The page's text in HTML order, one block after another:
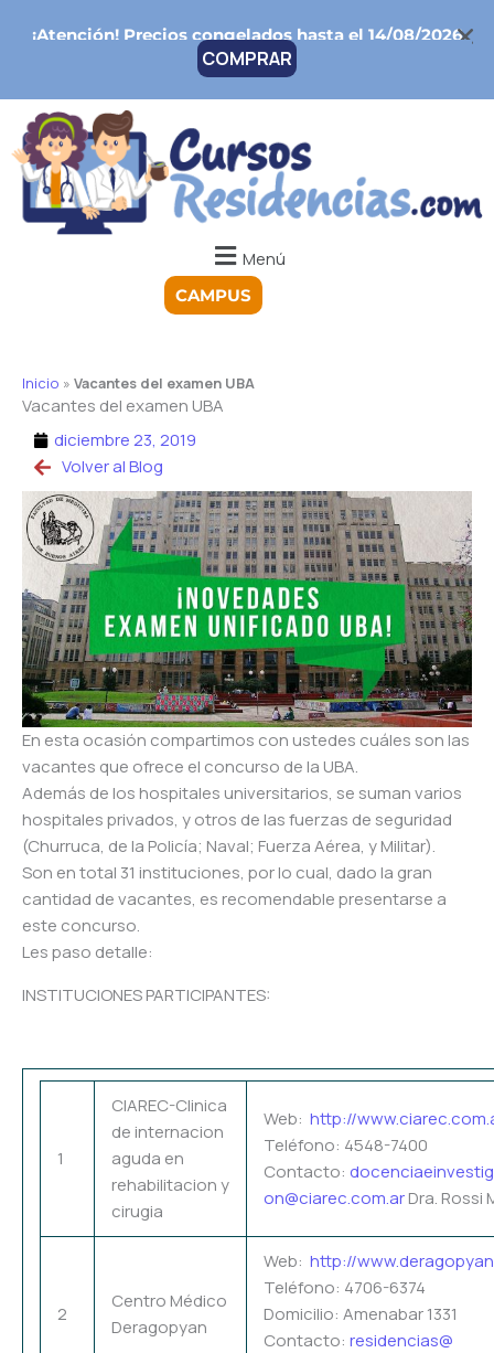
¡Atención!Precios congelados hasta el 14/08/2026
COMPRAR
Menú
CAMPUS
Inicio » Vacantes del examen UBA
Vacantes del examen UBA
diciembre 23, 2019
Volver al Blog
En esta ocasión compartimos con ustedes cuáles son las
vacantes que ofrece el concurso de la UBA.
Además de los hospitales universitarios, se suman varios
hospitales privados, y otros de las fuerzas de seguridad
(Churruca, de la Policía; Naval; Fuerza Aérea, y Militar).
Son en total 31 instituciones, por lo cual, dado la gran
cantidad de vacantes, es recomendable presentarse a
este concurso.
Les paso detalle:
INSTITUCIONES PARTICIPANTES:
1
CIAREC-Clinica
de internacion
aguda en
rehabilitacion y
cirugia
Web: http://
Teléfono: 4548-7400
Contacto:
on@ciarec.com.arDra. Rossi
2
Centro Médico
Deragopyan
Web: http://
Teléfono: 4706-6374
Domicilio: Amenabar 1331
Contacto: residencias@